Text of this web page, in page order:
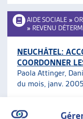
AIDE SOCIALE »
» REVENU
NEUCHÂTEL:
COORDONNER
Paola Attinger,
du mois, janv.
Revenu